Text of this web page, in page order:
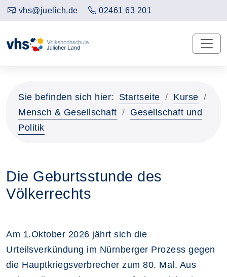
vhs@juelich.de 02461 63 201
Sie befinden sich hier: Startseite
Kurse
Mensch & Gesellschaft
Gesellschaft und
Politik
Die Geburtsstunde des
Völkerrechts
Am 1.Oktober 2026 jährt sich die
Urteilsverkündung im Nürnberger Prozess gegen
die Hauptkriegsverbrecher zum 80. Mal. Aus